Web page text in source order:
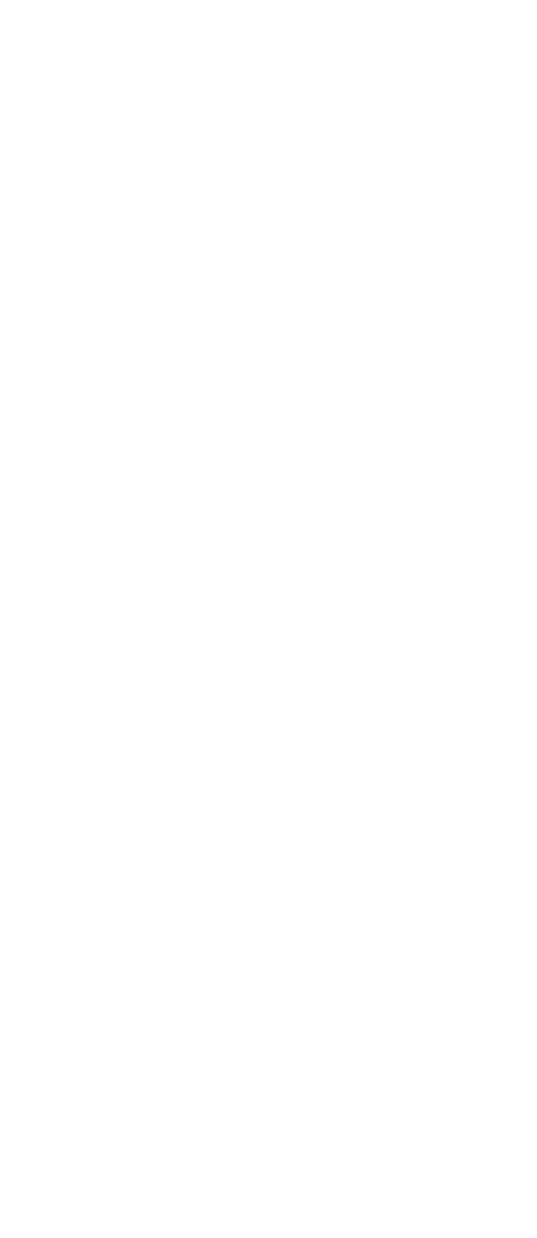
no primeiro mês
em Portugal
ULS do Algarve
e cirurgias
e cada profissional faz a diferença”
Insuficiência Cardíaca” da Bayer
com nova regras do registo, alerta associação
e representam um investimento sustentável para os sistemas de saúde”
níveis elevados de Lp(a), revela estudo
negativo metastático em doentes não elegíveis para inibidores PD-(L)1